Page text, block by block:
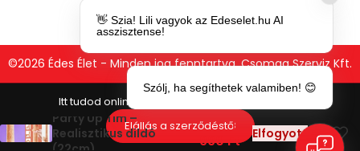
©2026 Édes Élet - Minden jog fenntartva. Csomag Szerviz Kft.
Party Up Tim –
Realisztikus dildó
6
990Ft Elfogyott
Elállás a szerződéstől
👋 Szia! Lili vagyok az Edeselet.hu AI
asszisztense!
Szólj, ha segíthetek valamiben! 😊